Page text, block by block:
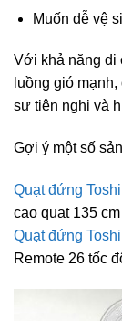
Muốn dễ vệ
Với khả năng di
luồng gió
sự tiện nghi và
Gợi ý một số
Quạt đứng
cao quạt 135 cm
Quạt đứng
Remote 26 tốc